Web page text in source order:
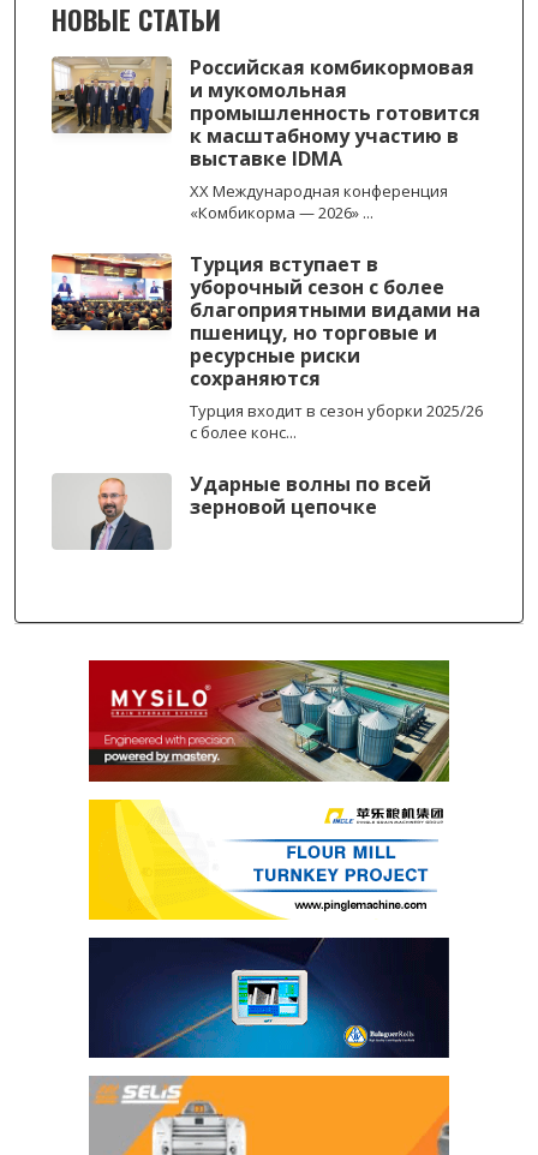
НОВЫЕ СТАТЬИ
Российская комбикормовая
и мукомольная
промышленность готовится
к масштабному участию в
выставке IDMA
XX Международная конференция
«Комбикорма — 2026» ...
Турция вступает в
уборочный сезон с более
благоприятными видами на
пшеницу, но торговые и
ресурсные риски
сохраняются
Турция входит в сезон уборки 2025/26
с более конс...
Ударные волны по всей
зерновой цепочке